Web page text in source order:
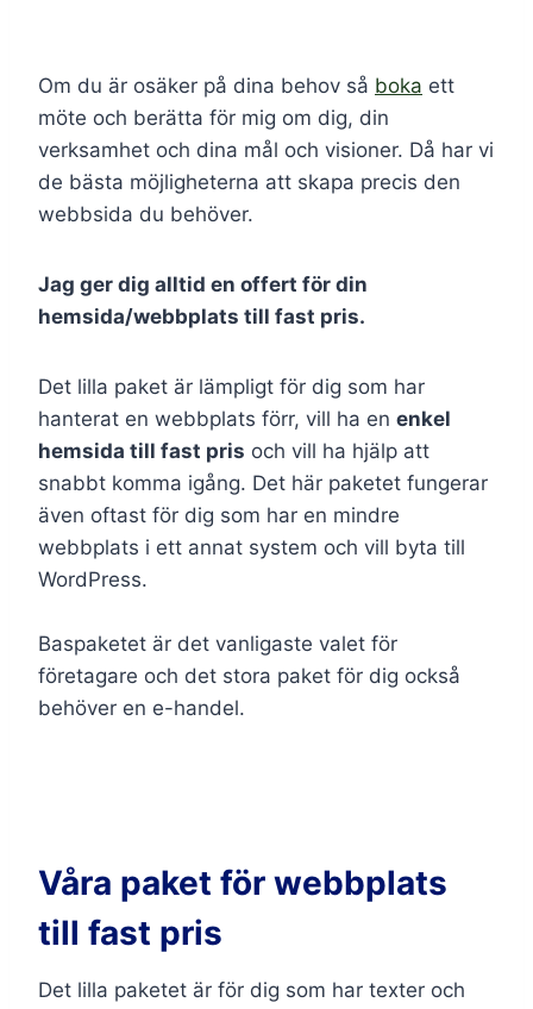
Om du är osäker på dina behov så boka ett
möte och berätta för mig om dig, din
verksamhet och dina mål och visioner. Då har vi
de bästa möjligheterna att skapa precis den
webbsida du behöver.
Jag ger dig alltid en offert för din
hemsida/webbplats till fast pris.
Det lilla paket är lämpligt för dig som har
hanterat en webbplats förr, vill ha en enkel
hemsida till fast pris och vill ha hjälp att
snabbt komma igång. Det här paketet fungerar
även oftast för dig som har en mindre
webbplats i ett annat system och vill byta till
WordPress.
Baspaketet är det vanligaste valet för
företagare och det stora paket för dig också
behöver en e-handel.
Våra paket för webbplats
till fast pris
Det lilla paketet är för dig som har texter och